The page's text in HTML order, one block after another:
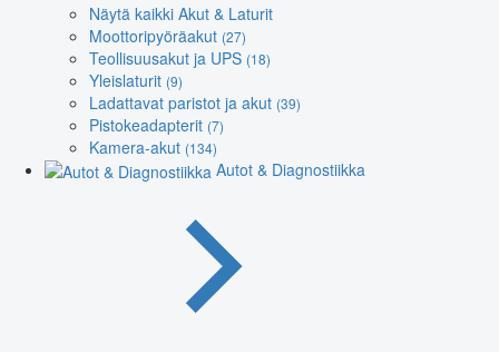
Näytä kaikki Akut & Laturit
Moottoripyöräakut (27)
Teollisuusakut ja UPS (18)
Yleislaturit (9)
Ladattavat paristot ja akut (39)
Pistokeadapterit (7)
Kamera-akut (134)
Autot & Diagnostiikka